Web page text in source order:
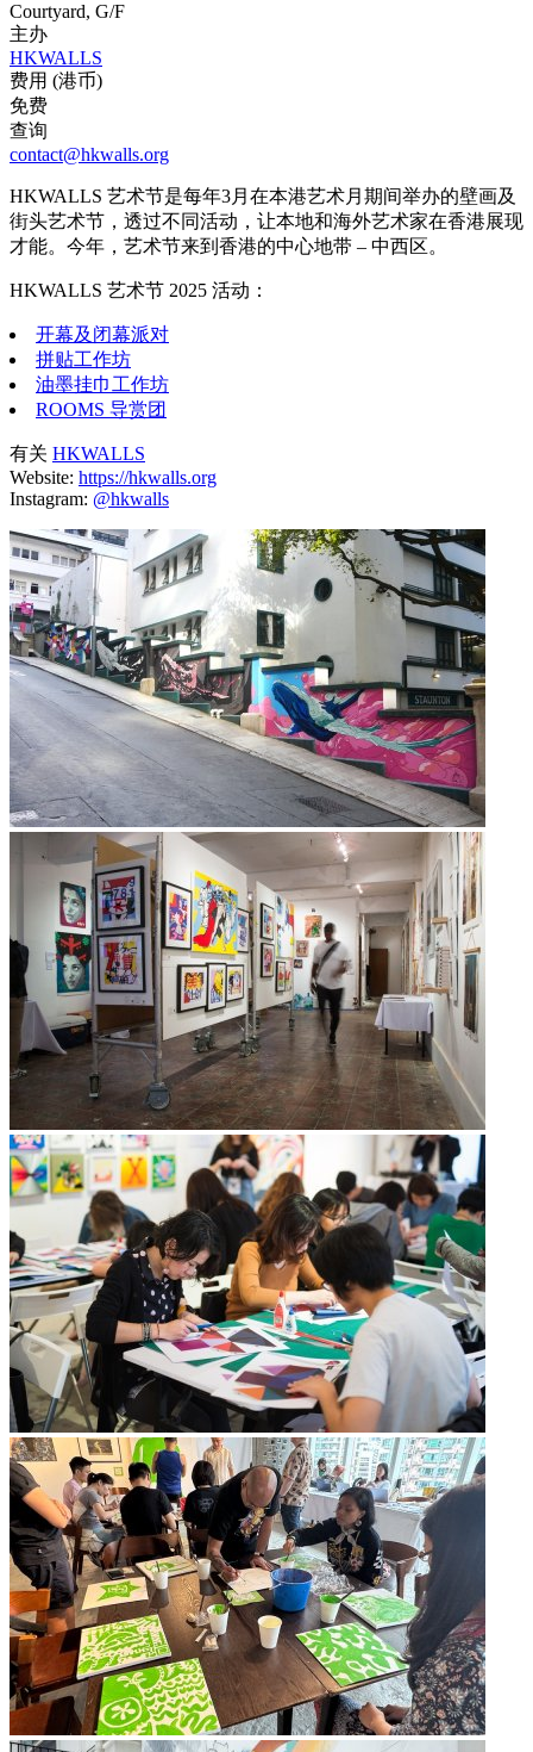
Courtyard, G/F
主办
HKWALLS
费用 (港币)
免费
查询
contact@hkwalls.org
HKWALLS 艺术节是每年3月在本港艺术月期间举办的壁画及
街头艺术节，透过不同活动，让本地和海外艺术家在香港展现
才能。今年，艺术节来到香港的中心地带 – 中西区。
HKWALLS 艺术节 2025 活动：
开幕及闭幕派对
拼贴工作坊
油墨挂巾工作坊
ROOMS 导赏团
有关 HKWALLS
Website: https://hkwalls.org
Instagram: @hkwalls